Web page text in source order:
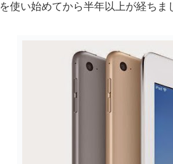
を使い始めてから半年以上が経ちま